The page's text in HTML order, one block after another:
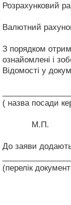
Розрахунковий
Валютний
З порядком
ознайомлені і
Відомості у
( назва посади
М.П.
До заяви
(перелік